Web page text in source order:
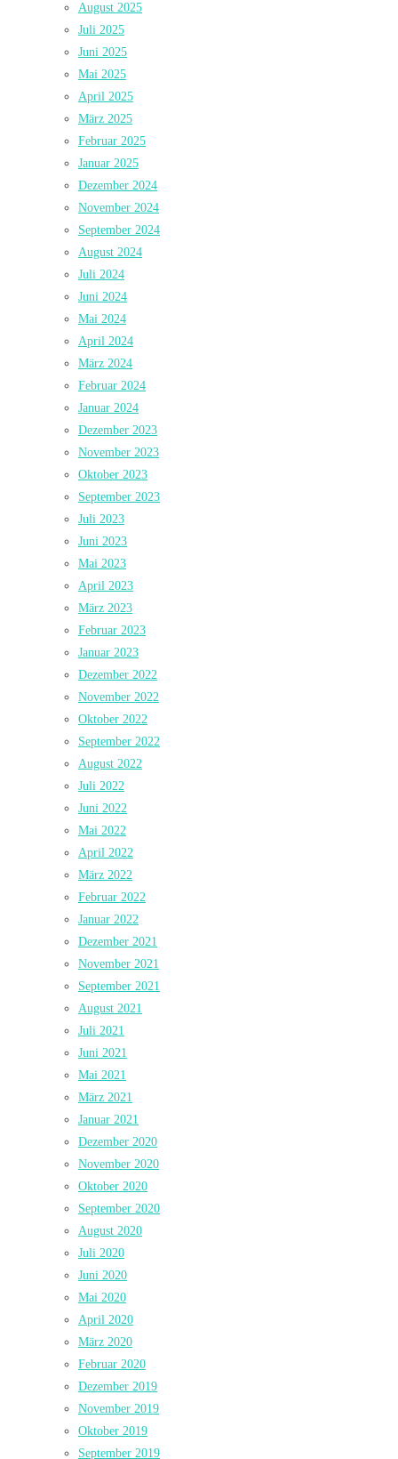
August 2025
Juli 2025
Juni 2025
Mai 2025
April 2025
März 2025
Februar 2025
Januar 2025
Dezember 2024
November 2024
September 2024
August 2024
Juli 2024
Juni 2024
Mai 2024
April 2024
März 2024
Februar 2024
Januar 2024
Dezember 2023
November 2023
Oktober 2023
September 2023
Juli 2023
Juni 2023
Mai 2023
April 2023
März 2023
Februar 2023
Januar 2023
Dezember 2022
November 2022
Oktober 2022
September 2022
August 2022
Juli 2022
Juni 2022
Mai 2022
April 2022
März 2022
Februar 2022
Januar 2022
Dezember 2021
November 2021
September 2021
August 2021
Juli 2021
Juni 2021
Mai 2021
März 2021
Januar 2021
Dezember 2020
November 2020
Oktober 2020
September 2020
August 2020
Juli 2020
Juni 2020
Mai 2020
April 2020
März 2020
Februar 2020
Dezember 2019
November 2019
Oktober 2019
September 2019